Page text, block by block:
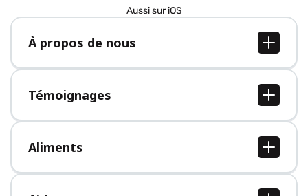
Aussi sur iOS
À propos de nous
À propos de nous
Postes
Presse
Témoignages
Tous les témoignages
Aliments
Tous les aliments